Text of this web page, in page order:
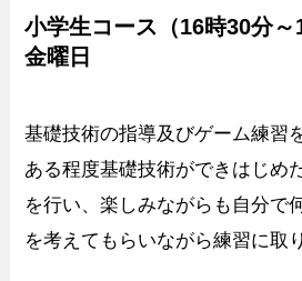
小学生コース（16時30分～
金曜日
基礎技術の指導及びゲーム練習
ある程度基礎技術ができはじめ
を行い、楽しみながらも自分で
を考えてもらいながら練習に取